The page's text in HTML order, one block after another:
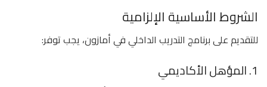
الشروط الأساسية الإلزامية
للتقديم على برنامج التدريب الداخلي في أمازون، يجب توفر:
1. المؤهل الأكاديمي